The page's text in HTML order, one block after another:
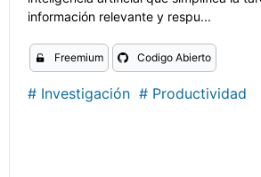
información relevante y respu...
Freemium Codigo Abierto
# Investigación # Productividad